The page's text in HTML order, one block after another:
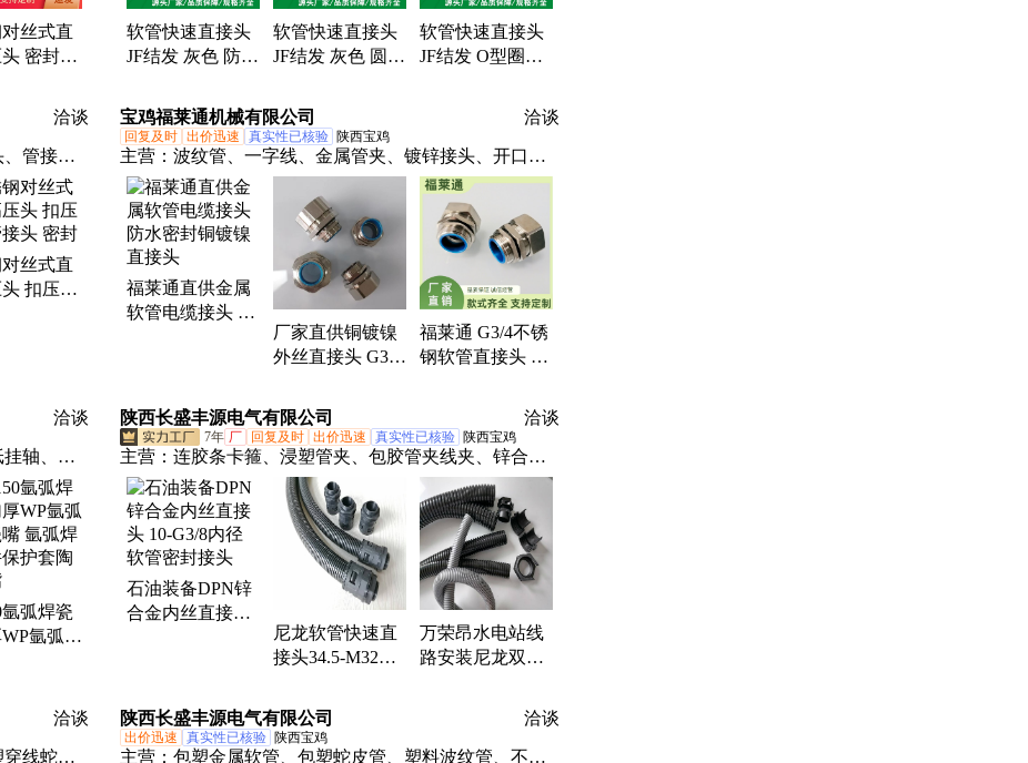
丝式直
密封好
类型多样
软管快速直接头
JF结发 灰色 防漏
管尼龙接头PG7
软管快速直接头
JF结发 灰色 圆型
管尼龙接头
PG21
软管快速直接头
JF结发 O型圈密
护套管尼龙接头
洽谈
、管接
接头、
焊接接
、螺纹接
兰金属软
丝式直
扣压式
宝鸡福莱通机械有限公司 洽谈
回复及时 出价迅速 真实性已核验 陕西宝鸡
主营： 波纹管、一字线、金属管夹、镀锌接头、开口接
头、锌合金接头、浸塑管箍、浸塑管夹、镀锌软管、金
属软管、双管管夹、金属浪管、双扣软管、双拼软管、
浸塑线夹、包胶管夹、多管管夹、汽摩配线夹、包塑蛇
皮管、卡圈紧固夹、不锈钢软管、包胶皮管夹、防爆穿
线管、连胶条卡箍、不锈钢管夹
福莱通直供金属
软管电缆接头 防
厂家直供铜镀镍
外丝直接头 G3/4
头
福莱通 G3/4不锈
钢软管直接头 端
头 耐腐蚀抗压密
封头
洽谈
轴、半
架、手
工凿、陶
仿古、点
弧焊瓷
氩弧焊
陕西长盛丰源电气有限公司 洽谈
7年 厂 回复及时 出价迅速 真实性已核验 陕西宝鸡
主营： 连胶条卡箍、浸塑管夹、包胶管夹线夹、锌合金
镀锌接头、不锈钢穿线软管接头、金属电缆防水接头、
锁紧金属软管电缆接头、电缆防水密封格兰头、双拼波
纹管及接头、尼龙波纹管快插接头、卡圈紧固夹、浸胶
卡箍喉箍、双管管夹、双管夹片、一字线夹、线束固定
夹、不锈钢固定夹、不锈钢穿线金属波软管、包塑金属
软管、包塑穿线蛇皮管、光纤保护管、双扣金属软管、
金属电缆填料函、包胶骑马夹、开口塑料波纹管
石油装备DPN锌
合金内丝直接头
尼龙软管快速直
接头34.5-M32快
头 波纹管钢管接
头
万荣昂水电站线
路安装尼龙双壁
电缆套管穿线用
洽谈
线蛇皮
陕西长盛丰源电气有限公司 洽谈
出价迅速 真实性已核验 陕西宝鸡
主营： 包塑金属软管、包塑蛇皮管、塑料波纹管、不锈